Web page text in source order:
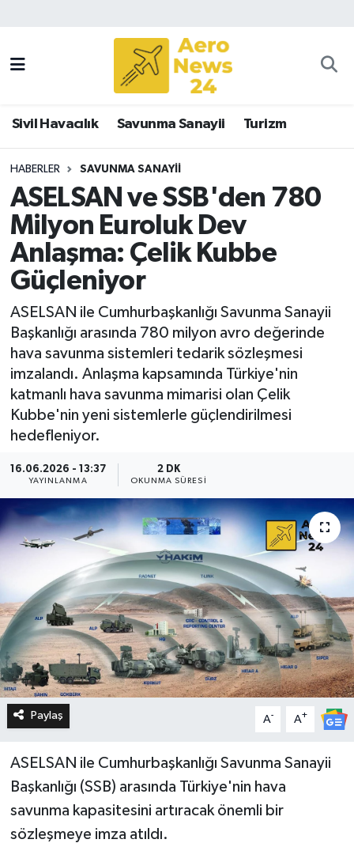
Sivil Havacılık Savunma Sanayii Turizm
HABERLER SAVUNMA SANAYII
ASELSAN ve SSB'den 780
Milyon Euroluk Dev
Anlaşma: Çelik Kubbe
Güçleniyor
ASELSAN ile Cumhurbaşkanlığı Savunma Sanayii
Başkanlığı arasında 780 milyon avro değerinde
hava savunma sistemleri tedarik sözleşmesi
imzalandı. Anlaşma kapsamında Türkiye'nin
katmanlı hava savunma mimarisi olan Çelik
Kubbe'nin yeni sistemlerle güçlendirilmesi
hedefleniyor.
16.06.2026 - 13:37
YAYINLANMA
2 DK
OKUNMA SÜRESI
Paylaş A- A+
ASELSAN ile Cumhurbaşkanlığı Savunma Sanayii
Başkanlığı (SSB) arasında Türkiye'nin hava
savunma kapasitesini artıracak önemli bir
sözleşmeye imza atıldı.